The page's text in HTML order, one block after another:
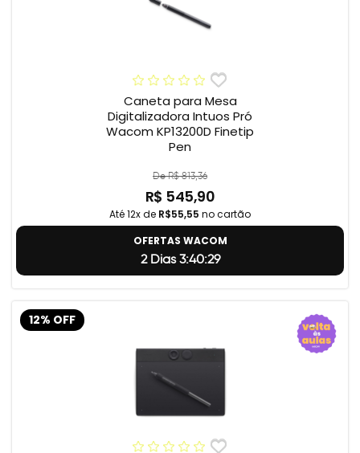
Caneta para Mesa
Digitalizadora Intuos Pró
Wacom KP13200D Finetip
Pen
De R$ 813,36
R$ 545,90
Até 12x de R$55,55 no cartão
OFERTAS WACOM
2 Dias 3:40:29
12% OFF